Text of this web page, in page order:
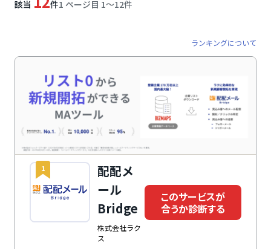
該当 件1 ページ目 1〜12件
ランキングについて
1
配配メ
ール
Bridge
株式会社ラク
ス
このサービスが
合うか診断する